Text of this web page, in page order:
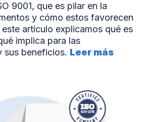
9001, que es pilar en la
y cómo estos favorecen
este artículo explicamos qué es
implica para las
sus beneficios. Leer más